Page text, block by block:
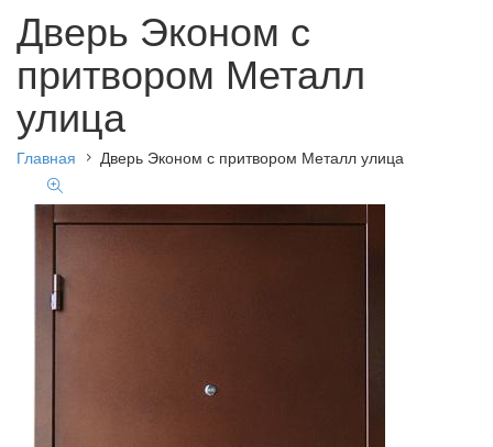
Дверь Эконом с
притвором Металл
улица
Главная Дверь Эконом с притвором Металл улица